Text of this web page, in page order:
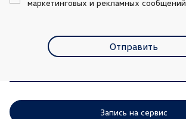
маркетинговых и рекламных сообщений
Отправить
Запись на сервис